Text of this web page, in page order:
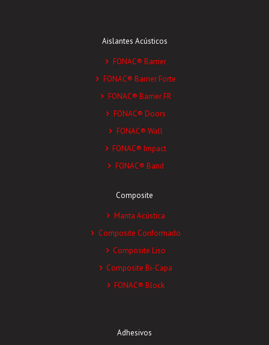
Aislantes Acústicos
FONAC® Barrier
FONAC® Barrier Forte
FONAC® Barrier FR
FONAC® Doors
FONAC® Wall
FONAC® Impact
FONAC® Band
Composite
Manta Acústica
Composite Conformado
Composite Liso
Composite Bi-Capa
FONAC® Block
Adhesivos